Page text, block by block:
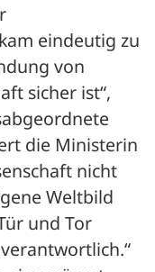
eindeutig zu
von
sicher ist“,
die Ministerin
nicht
Weltbild
und Tor